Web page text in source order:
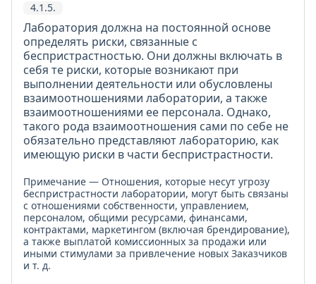
4.1.5.
Лаборатория должна на постоянной основе
определять риски, связанные с
беспристрастностью. Они должны включать в
себя те риски, которые возникают при
выполнении деятельности или обусловлены
взаимоотношениями лаборатории, а также
взаимоотношениями ее персонала. Однако,
такого рода взаимоотношения сами по себе не
обязательно представляют лабораторию, как
имеющую риски в части беспристрастности.
Примечание — Отношения, которые несут угрозу
беспристрастности лаборатории, могут быть связаны
с отношениями собственности, управлением,
персоналом, общими ресурсами, финансами,
контрактами, маркетингом (включая брендирование),
а также выплатой комиссионных за продажи или
иными стимулами за привлечение новых Заказчиков
и т. д.